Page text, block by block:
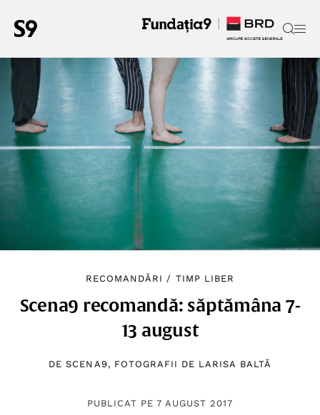
RECOMANDĂRI / TIMP LIBER
Scena9 recomandă: săptămâna 7-
13 august
DESCENA9, FOTOGRAFII DE LARISA BALTĂ
PUBLICAT PE 7 AUGUST 2017